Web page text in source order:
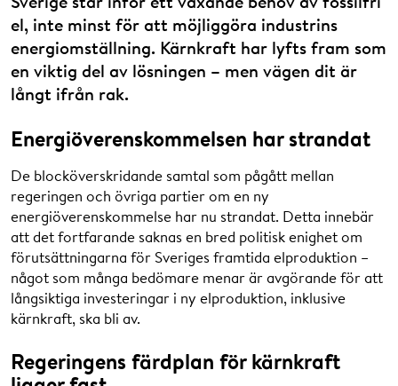
el, inte minst för att möjliggöra industrins
energiomställning. Kärnkraft har lyfts fram som
en viktig del av lösningen – men vägen dit är
långt ifrån rak.
Energiöverenskommelsen har strandat
De blocköverskridande samtal som pågått mellan
regeringen och övriga partier om en ny
energiöverenskommelse har nu strandat. Detta innebär
att det fortfarande saknas en bred politisk enighet om
förutsättningarna för Sveriges framtida elproduktion –
något som många bedömare menar är avgörande för att
långsiktiga investeringar i ny elproduktion, inklusive
kärnkraft, ska bli av.
Regeringens färdplan för kärnkraft